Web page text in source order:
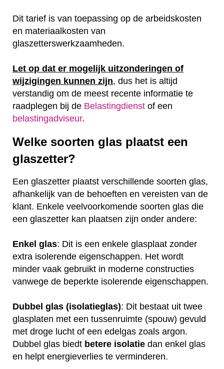
Dit tarief is van toepassing op de arbeidskosten
en materiaalkosten van
glaszetterswerkzaamheden.
Let op dat er mogelijk uitzonderingen of
wijzigingen kunnen zijn, dus het is altijd
verstandig om de meest recente informatie te
raadplegen bij de Belastingdienst of een
belastingadviseur.
Welke soorten glas plaatst een
glaszetter?
Een glaszetter plaatst verschillende soorten glas,
afhankelijk van de behoeften en vereisten van de
klant. Enkele veelvoorkomende soorten glas die
een glaszetter kan plaatsen zijn onder andere:
Enkel glas: Dit is een enkele glasplaat zonder
extra isolerende eigenschappen. Het wordt
minder vaak gebruikt in moderne constructies
vanwege de beperkte isolerende eigenschappen.
Dubbel glas (isolatieglas): Dit bestaat uit twee
glasplaten met een tussenruimte (spouw) gevuld
met droge lucht of een edelgas zoals argon.
Dubbel glas biedt betere isolatie dan enkel glas
en helpt energieverlies te verminderen.